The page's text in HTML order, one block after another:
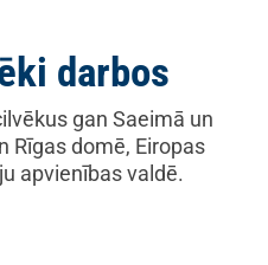
darbos
gan Saeimā un
Rīgas domē, Eiropas
apvienības valdē.